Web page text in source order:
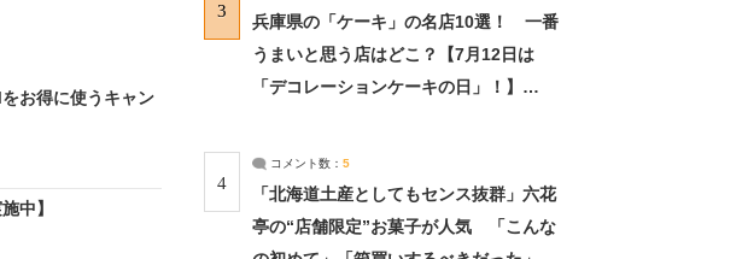
お得に使うキャン
中】
3
兵庫県の「ケーキ」の名店10選！ 一番
うまいと思う店はどこ？【7月12日は
「デコレーションケーキの日」！】
4
コメント数： 5
「北海道土産としてもセンス抜群」六花
亭の“店舗限定”お菓子が人気 「こんな